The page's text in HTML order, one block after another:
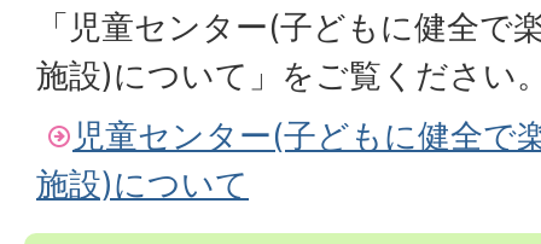
「児童センター(子どもに健全で
施設)について」をご覧ください
児童センター(子どもに健全で
施設)について